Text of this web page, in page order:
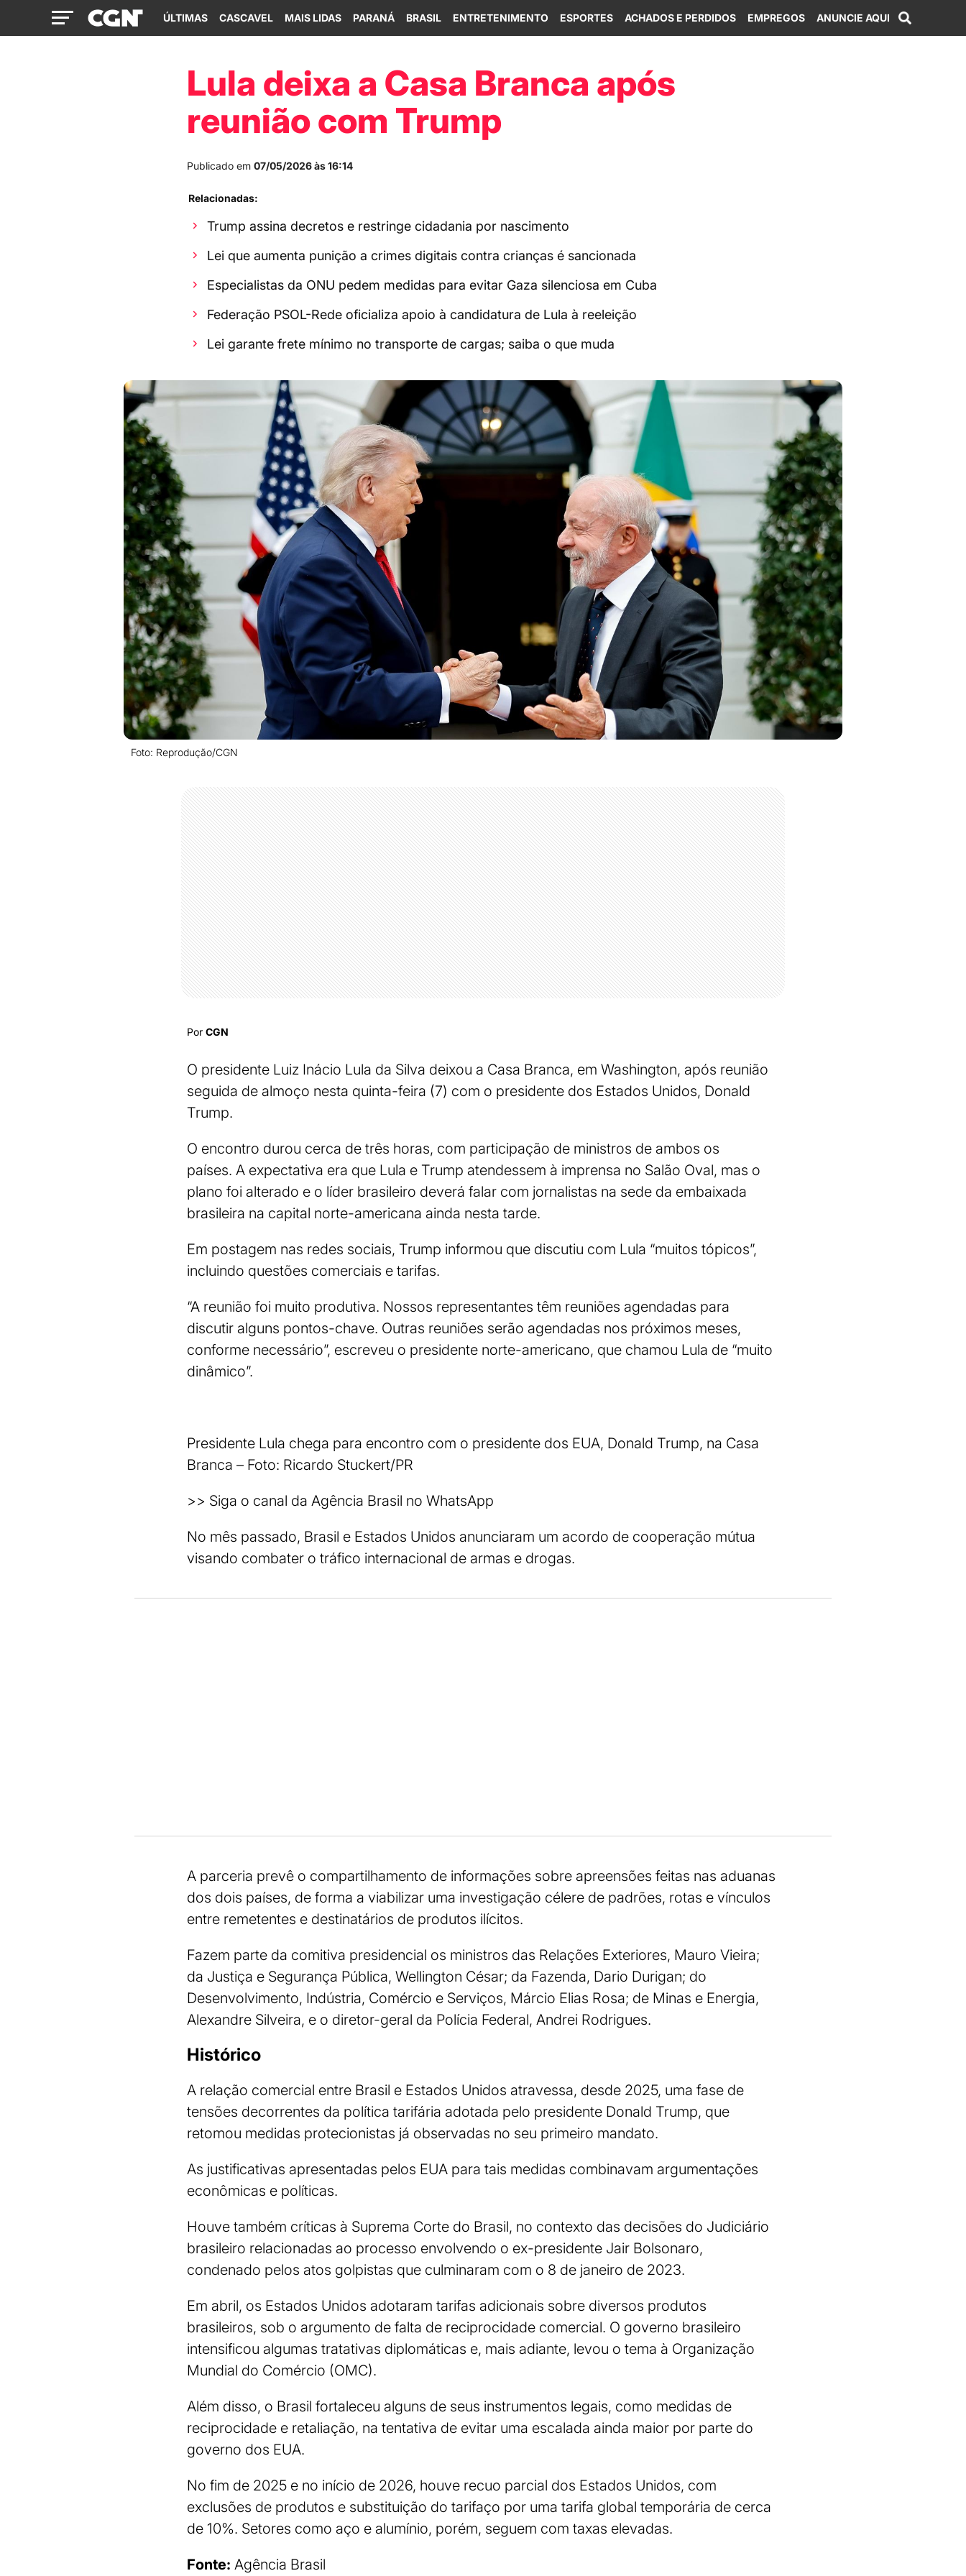
ÚLTIMAS CASCAVEL MAIS LIDAS PARANÁ BRASIL ENTRETENIMENTO ESPORTES ACHADOS E PERDIDOS EMPREGOS ANUNCIE AQUI
Lula deixa a Casa Branca após
reunião com Trump
Publicado em 07/05/2026 às 16:14
Relacionadas:
Trump assina decretos e restringe cidadania por nascimento
Lei que aumenta punição a crimes digitais contra crianças é sancionada
Especialistas da ONU pedem medidas para evitar Gaza silenciosa em Cuba
Federação PSOL-Rede oficializa apoio à candidatura de Lula à reeleição
Lei garante frete mínimo no transporte de cargas; saiba o que muda
Foto: Reprodução/CGN
Por CGN
O presidente Luiz Inácio Lula da Silva deixou a Casa Branca, em Washington, após reunião
seguida de almoço nesta quinta-feira (7) com o presidente dos Estados Unidos, Donald
Trump.
O encontro durou cerca de três horas, com participação de ministros de ambos os
países. A expectativa era que Lula e Trump atendessem à imprensa no Salão Oval, mas o
plano foi alterado e o líder brasileiro deverá falar com jornalistas na sede da embaixada
brasileira na capital norte-americana ainda nesta tarde.
Em postagem nas redes sociais, Trump informou que discutiu com Lula “muitos tópicos”,
incluindo questões comerciais e tarifas.
“A reunião foi muito produtiva. Nossos representantes têm reuniões agendadas para
discutir alguns pontos-chave. Outras reuniões serão agendadas nos próximos meses,
conforme necessário”, escreveu o presidente norte-americano, que chamou Lula de “muito
dinâmico”.
Presidente Lula chega para encontro com o presidente dos EUA, Donald Trump, na Casa
Branca – Foto: Ricardo Stuckert/PR
>> Siga o canal da Agência Brasil no WhatsApp
No mês passado, Brasil e Estados Unidos anunciaram um acordo de cooperação mútua
visando combater o tráfico internacional de armas e drogas.
A parceria prevê o compartilhamento de informações sobre apreensões feitas nas aduanas
dos dois países, de forma a viabilizar uma investigação célere de padrões, rotas e vínculos
entre remetentes e destinatários de produtos ilícitos.
Fazem parte da comitiva presidencial os ministros das Relações Exteriores, Mauro Vieira;
da Justiça e Segurança Pública, Wellington César; da Fazenda, Dario Durigan; do
Desenvolvimento, Indústria, Comércio e Serviços, Márcio Elias Rosa; de Minas e Energia,
Alexandre Silveira, e o diretor-geral da Polícia Federal, Andrei Rodrigues.
Histórico
A relação comercial entre Brasil e Estados Unidos atravessa, desde 2025, uma fase de
tensões decorrentes da política tarifária adotada pelo presidente Donald Trump, que
retomou medidas protecionistas já observadas no seu primeiro mandato.
As justificativas apresentadas pelos EUA para tais medidas combinavam argumentações
econômicas e políticas.
Houve também críticas à Suprema Corte do Brasil, no contexto das decisões do Judiciário
brasileiro relacionadas ao processo envolvendo o ex-presidente Jair Bolsonaro,
condenado pelos atos golpistas que culminaram com o 8 de janeiro de 2023.
Em abril, os Estados Unidos adotaram tarifas adicionais sobre diversos produtos
brasileiros, sob o argumento de falta de reciprocidade comercial. O governo brasileiro
intensificou algumas tratativas diplomáticas e, mais adiante, levou o tema à Organização
Mundial do Comércio (OMC).
Além disso, o Brasil fortaleceu alguns de seus instrumentos legais, como medidas de
reciprocidade e retaliação, na tentativa de evitar uma escalada ainda maior por parte do
governo dos EUA.
No fim de 2025 e no início de 2026, houve recuo parcial dos Estados Unidos, com
exclusões de produtos e substituição do tarifaço por uma tarifa global temporária de cerca
de 10%. Setores como aço e alumínio, porém, seguem com taxas elevadas.
Fonte: Agência Brasil